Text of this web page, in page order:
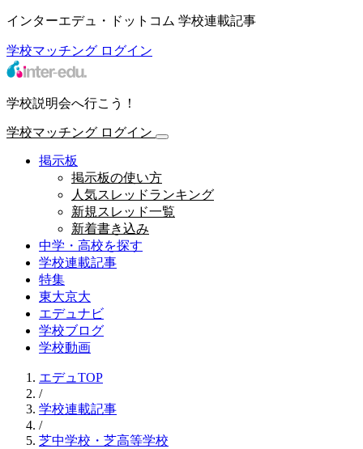
インターエデュ・ドットコム 学校連載記事
学校マッチング ログイン
学校説明会へ行こう！
学校マッチング ログイン
掲示板
掲示板の使い方
人気スレッドランキング
新規スレッド一覧
新着書き込み
中学・高校を探す
学校連載記事
特集
東大京大
エデュナビ
学校ブログ
学校動画
エデュTOP
/
学校連載記事
/
芝中学校・芝高等学校